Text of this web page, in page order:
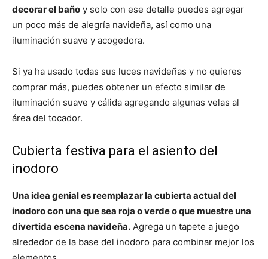
decorar el baño y solo con ese detalle puedes agregar
un poco más de alegría navideña, así como una
iluminación suave y acogedora.
Si ya ha usado todas sus luces navideñas y no quieres
comprar más, puedes obtener un efecto similar de
iluminación suave y cálida agregando algunas velas al
área del tocador.
Cubierta festiva para el asiento del
inodoro
Una idea genial es reemplazar la cubierta actual del
inodoro con una que sea roja o verde o que muestre una
divertida escena navideña. Agrega un tapete a juego
alrededor de la base del inodoro para combinar mejor los